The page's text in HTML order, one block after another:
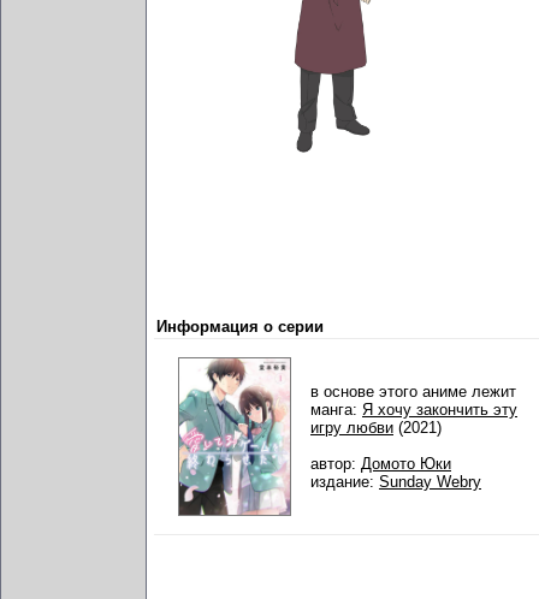
Информация о серии
в основе этого аниме лежит
манга: Я хочу закончить эту
игру любви (2021)
автор: Домото Юки
издание: Sunday Webry